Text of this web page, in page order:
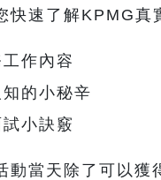
快速了解KPMG真
作內容
的小秘辛
小訣竅
動當天除了可以